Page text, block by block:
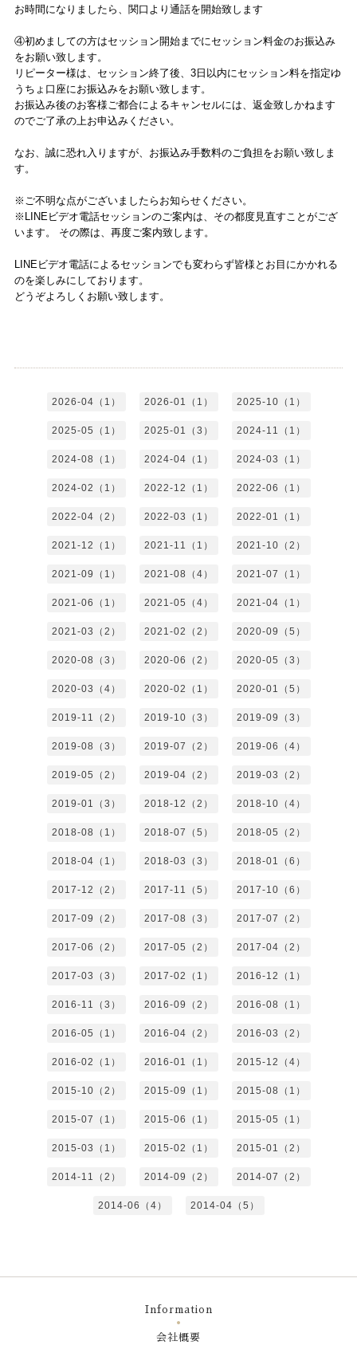
お時間になりましたら、関口より通話を開始致します
④初めましての方はセッション開始までにセッション料金のお振込み
をお願い致します。
リピーター様は、セッション終了後、3日以内にセッション料を指定ゆ
うちょ口座にお振込みをお願い致します。
お振込み後のお客様ご都合によるキャンセルには、返金致しかねます
のでご了承の上お申込みください。
なお、誠に恐れ入りますが、お振込み手数料のご負担をお願い致しま
す。
※ご不明な点がございましたらお知らせください。
※LINEビデオ電話セッションのご案内は、その都度見直すことがござ
います。 その際は、再度ご案内致します。
LINEビデオ電話によるセッションでも変わらず皆様とお目にかかれる
のを楽しみにしております。
どうぞよろしくお願い致します。
2026-04（1） 2026-01（1） 2025-10（1）
2025-05（1） 2025-01（3） 2024-11（1）
2024-08（1） 2024-04（1） 2024-03（1）
2024-02（1） 2022-12（1） 2022-06（1）
2022-04（2） 2022-03（1） 2022-01（1）
2021-12（1） 2021-11（1） 2021-10（2）
2021-09（1） 2021-08（4） 2021-07（1）
2021-06（1） 2021-05（4） 2021-04（1）
2021-03（2） 2021-02（2） 2020-09（5）
2020-08（3） 2020-06（2） 2020-05（3）
2020-03（4） 2020-02（1） 2020-01（5）
2019-11（2） 2019-10（3） 2019-09（3）
2019-08（3） 2019-07（2） 2019-06（4）
2019-05（2） 2019-04（2） 2019-03（2）
2019-01（3） 2018-12（2） 2018-10（4）
2018-08（1） 2018-07（5） 2018-05（2）
2018-04（1） 2018-03（3） 2018-01（6）
2017-12（2） 2017-11（5） 2017-10（6）
2017-09（2） 2017-08（3） 2017-07（2）
2017-06（2） 2017-05（2） 2017-04（2）
2017-03（3） 2017-02（1） 2016-12（1）
2016-11（3） 2016-09（2） 2016-08（1）
2016-05（1） 2016-04（2） 2016-03（2）
2016-02（1） 2016-01（1） 2015-12（4）
2015-10（2） 2015-09（1） 2015-08（1）
2015-07（1） 2015-06（1） 2015-05（1）
2015-03（1） 2015-02（1） 2015-01（2）
2014-11（2） 2014-09（2） 2014-07（2）
2014-06（4） 2014-04（5）
Information
会社概要